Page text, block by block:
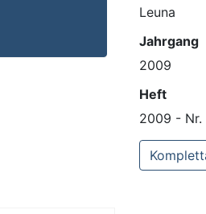
Leuna
Jahrgang
2009
Heft
2009 -